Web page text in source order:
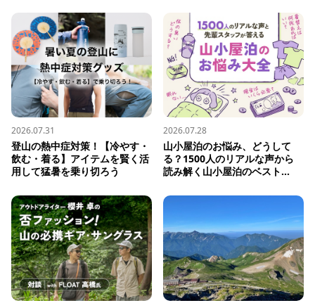
2026.07.31
登山の熱中症対策！【冷やす・
飲む・着る】アイテムを賢く活
用して猛暑を乗り切ろう
2026.07.28
山小屋泊のお悩み、どうして
る？1500人のリアルな声から
読み解く山小屋泊のベスト...